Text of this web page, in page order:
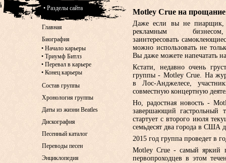
Motley Crue на прощание
Даже если вы не пиарщик,
рекламным
заинтересовать
можно использовать не
Вы даже можете напечатать
Кстати, недавно очень
группы - Motley Crue. На
в Лос-Анджелесе,
совместную концертную
Но, радостная новость -
завершающий гастрольный
стартует с второго июля
семьдесят два города в США
2015 год группа проведет в
Motley Crue - самый яркий
первопроходцев в этом
• Разделы сайта
Главная
Биография
• Начало карьеры
• Триумф Битлз
• Перевал в карьере
• Конец карьеры
Состав группы
Хронология группы
Даты из жизни Beatles
Дискография
Песенный каталог
Переводы песен
Энциклопедия